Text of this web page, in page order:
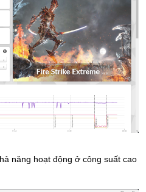
năng hoạt động ở công suất cao